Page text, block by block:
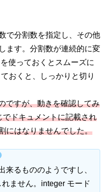
で分割数を指定し、その他
ます。分割数が連続的に変
使っておくとスムーズに
おくと、しっかりと切り
ですが、動きを確認してみ
ドキュメントに記載され
にはなりませんでした。
来るもののようですし、
ません。integer モード